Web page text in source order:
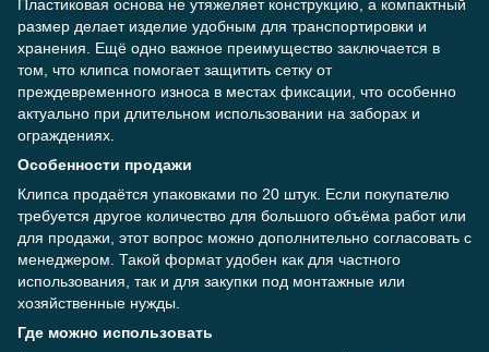
Пластиковая основа не утяжеляет конструкцию, а компактный
размер делает изделие удобным для транспортировки и
хранения. Ещё одно важное преимущество заключается в
том, что клипса помогает защитить сетку от
преждевременного износа в местах фиксации, что особенно
актуально при длительном использовании на заборах и
ограждениях.
Особенности продажи
Клипса продаётся упаковками по 20 штук. Если покупателю
требуется другое количество для большого объёма работ или
для продажи, этот вопрос можно дополнительно согласовать с
менеджером. Такой формат удобен как для частного
использования, так и для закупки под монтажные или
хозяйственные нужды.
Где можно использовать